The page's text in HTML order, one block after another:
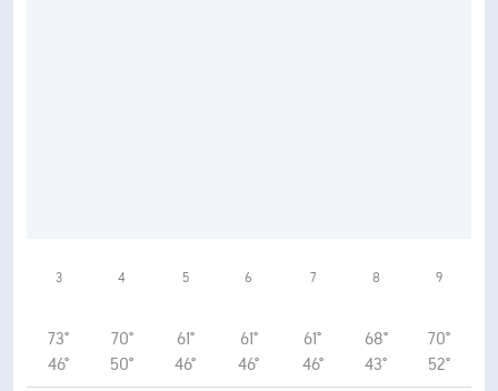
3
73°
46°
4
70°
50°
5
61°
46°
6
61°
46°
7
61°
46°
8
68°
43°
9
70°
52°